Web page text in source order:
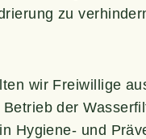
zu
wir Frei­wil­li­ge
der
Hygie­ne- und